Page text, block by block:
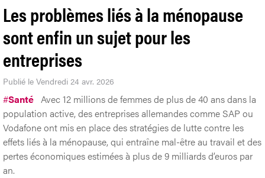
Les problèmes liés à la ménopause
sont enfin un sujet pour les
entreprises
Publié le Vendredi 24 avr. 2026
#Santé Avec 12 millions de femmes de plus de 40 ans dans la
population active, des entreprises allemandes comme SAP ou
Vodafone ont mis en place des stratégies de lutte contre les
effets liés à la ménopause, qui entraîne mal-être au travail et des
pertes économiques estimées à plus de 9 milliards d’euros par
an.